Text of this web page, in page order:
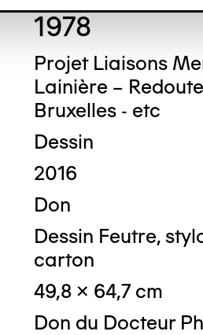
1978
Projet Liaisons
Lainière –
Bruxelles - etc
Dessin
2016
Don
Dessin Feutre,
carton
49,8 x 64,7 cm
Don du Docteur